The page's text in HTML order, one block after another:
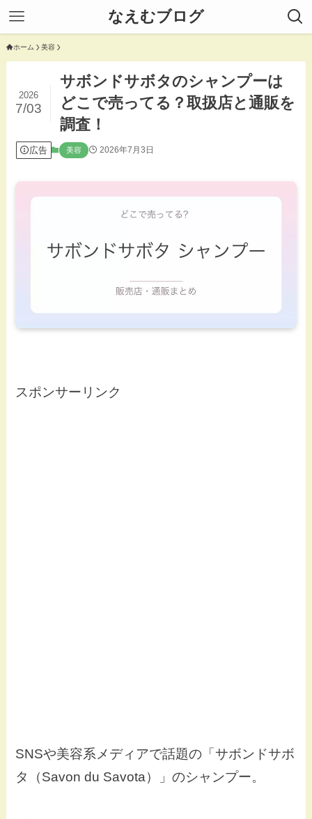
なえむブログ
ホーム 美容
サボンドサボタのシャンプーは
どこで売ってる？取扱店と通販を
調査！
2026
7/03
広告 美容 2026年7月3日
スポンサーリンク
SNSや美容系メディアで話題の「サボンドサボ
タ（Savon du Savota）」のシャンプー。